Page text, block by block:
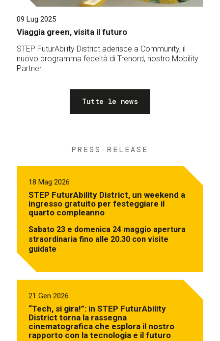
09 Lug 2025
Viaggia green, visita il futuro
STEP FuturAbility District aderisce a Community, il
nuovo programma fedeltà di Trenord, nostro Mobility
Partner.
Tutte le news
PRESS RELEASE
18 Mag 2026
STEP FuturAbility District, un weekend a
ingresso gratuito per festeggiare il
quarto compleanno
Sabato 23 e domenica 24 maggio apertura
straordinaria fino alle 20.30 con visite
guidate
21 Gen 2026
“Tech, si gira!”: in STEP FuturAbility
District torna la rassegna
cinematografica che esplora il nostro
rapporto con la tecnologia e il futuro